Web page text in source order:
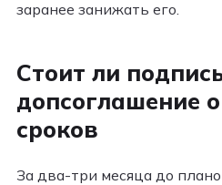
заранее занижать его.
Стоит ли
допсоглашение
сроков
За два-три месяца до